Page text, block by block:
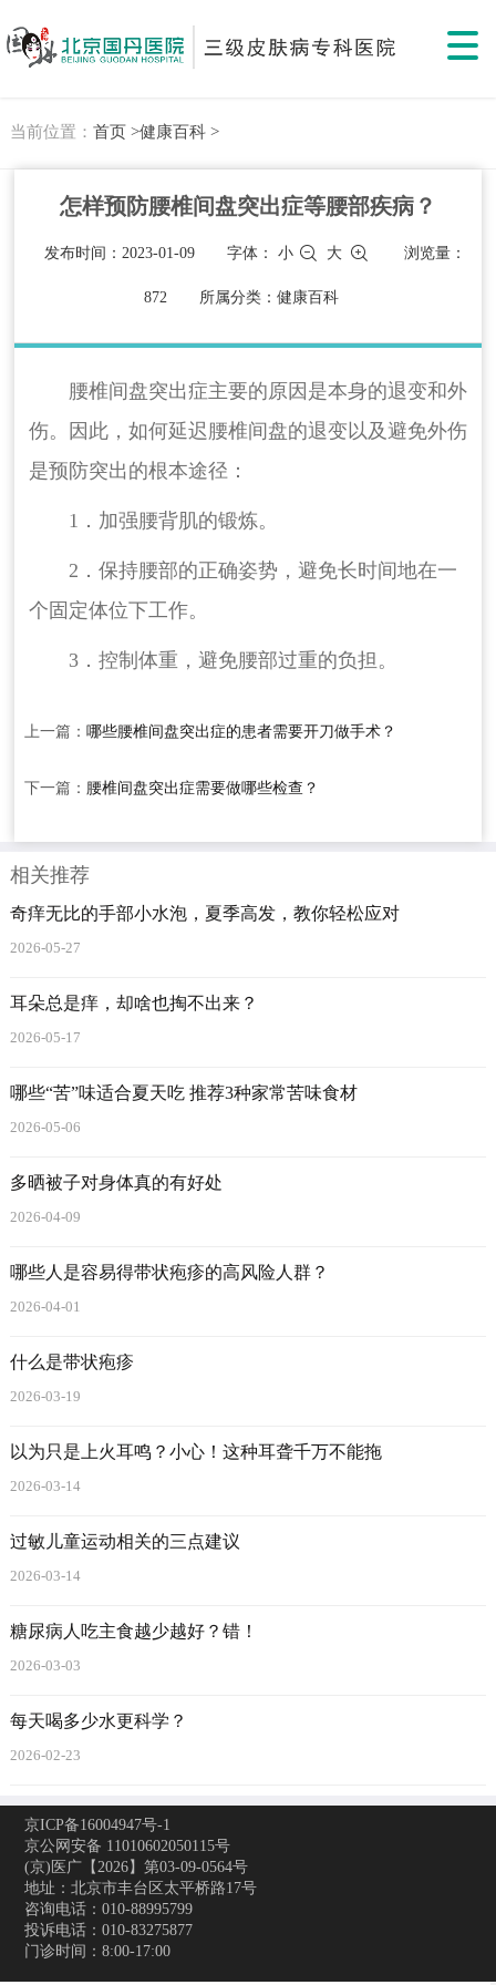
当前位置： 首页 >健康百科 >
怎样预防腰椎间盘突出症等腰部疾病？
发布时间：2023-01-09 字体：小 大 浏览量：
872 所属分类：健康百科
腰椎间盘突出症主要的原因是本身的退变和外
伤。因此，如何延迟腰椎间盘的退变以及避免外伤
是预防突出的根本途径：
1．加强腰背肌的锻炼。
2．保持腰部的正确姿势，避免长时间地在一
个固定体位下工作。
3．控制体重，避免腰部过重的负担。
上一篇： 哪些腰椎间盘突出症的患者需要开刀做手术？
下一篇： 腰椎间盘突出症需要做哪些检查？
相关推荐
奇痒无比的手部小水泡，夏季高发，教你轻松应对
2026-05-27
耳朵总是痒，却啥也掏不出来？
2026-05-17
哪些“苦”味适合夏天吃 推荐3种家常苦味食材
2026-05-06
多晒被子对身体真的有好处
2026-04-09
哪些人是容易得带状疱疹的高风险人群？
2026-04-01
什么是带状疱疹
2026-03-19
以为只是上火耳鸣？小心！这种耳聋千万不能拖
2026-03-14
过敏儿童运动相关的三点建议
2026-03-14
糖尿病人吃主食越少越好？错！
2026-03-03
每天喝多少水更科学？
2026-02-23
京ICP备16004947号-1
京公网安备 11010602050115号
(京)医广【2026】第03-09-0564号
地址：北京市丰台区太平桥路17号
咨询电话：010-88995799
投诉电话：010-83275877
门诊时间：8:00-17:00